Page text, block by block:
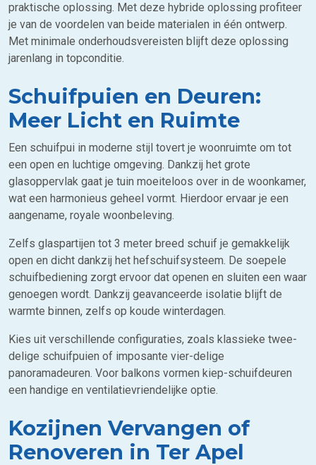
praktische oplossing. Met deze hybride oplossing profiteer
je van de voordelen van beide materialen in één ontwerp.
Met minimale onderhoudsvereisten blijft deze oplossing
jarenlang in topconditie.
Schuifpuien en Deuren:
Meer Licht en Ruimte
Een schuifpui in moderne stijl tovert je woonruimte om tot
een open en luchtige omgeving. Dankzij het grote
glasoppervlak gaat je tuin moeiteloos over in de woonkamer,
wat een harmonieus geheel vormt. Hierdoor ervaar je een
aangename, royale woonbeleving.
Zelfs glaspartijen tot 3 meter breed schuif je gemakkelijk
open en dicht dankzij het hefschuifsysteem. De soepele
schuifbediening zorgt ervoor dat openen en sluiten een waar
genoegen wordt. Dankzij geavanceerde isolatie blijft de
warmte binnen, zelfs op koude winterdagen.
Kies uit verschillende configuraties, zoals klassieke twee-
delige schuifpuien of imposante vier-delige
panoramadeuren. Voor balkons vormen kiep-schuifdeuren
een handige en ventilatievriendelijke optie.
Kozijnen Vervangen of
Renoveren in Ter Apel